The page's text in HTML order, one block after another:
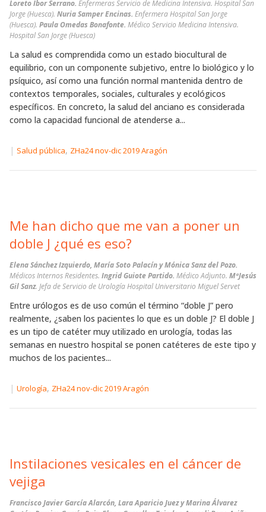
Loreto Ibor Serrano. Enfermeras Servicio de Medicina Intensiva. Hospital San
Jorge (Huesca). Nuria Samper Encinas. Enfermera Hospital San Jorge
(Huesca). Paula Omedas Bonafonte. Médico Servicio Medicina Intensiva.
Hospital San Jorge (Huesca)
La salud es comprendida como un estado biocultural de
equilibrio, con un componente subjetivo, entre lo biológico y lo
psíquico, así como una función normal mantenida dentro de
contextos temporales, sociales, culturales y ecológicos
específicos. En concreto, la salud del anciano es considerada
como la capacidad funcional de atenderse a...
| Salud pública, ZHa24 nov-dic 2019 Aragón
Me han dicho que me van a poner un
doble J ¿qué es eso?
Elena Sánchez Izquierdo, María Soto Palacín y Mónica Sanz del Pozo.
Médicos Internos Residentes. Ingrid Guiote Partido. Médico Adjunto. MªJesús
Gil Sanz. Jefa de Servicio de Urología Hospital Universitario Miguel Servet
Entre urólogos es de uso común el término “doble J” pero
realmente, ¿saben los pacientes lo que es un doble J? El doble J
es un tipo de catéter muy utilizado en urología, todas las
semanas en nuestro hospital se ponen catéteres de este tipo y
muchos de los pacientes...
| Urología, ZHa24 nov-dic 2019 Aragón
Instilaciones vesicales en el cáncer de
vejiga
Francisco Javier García Alarcón, Lara Aparicio Juez y Marina Álvarez